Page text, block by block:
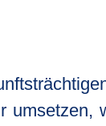
umsetzen,